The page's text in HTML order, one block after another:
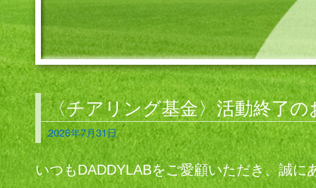
〈チアリング基金〉活動終了
2026年7月31日
いつもDADDYLABをご愛顧いただき、誠に